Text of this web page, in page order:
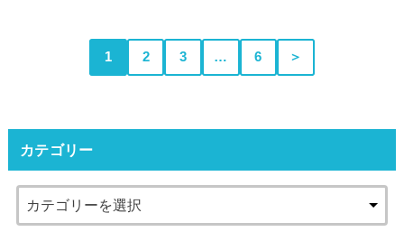
1 2 3 … 6 ＞
カテゴリー